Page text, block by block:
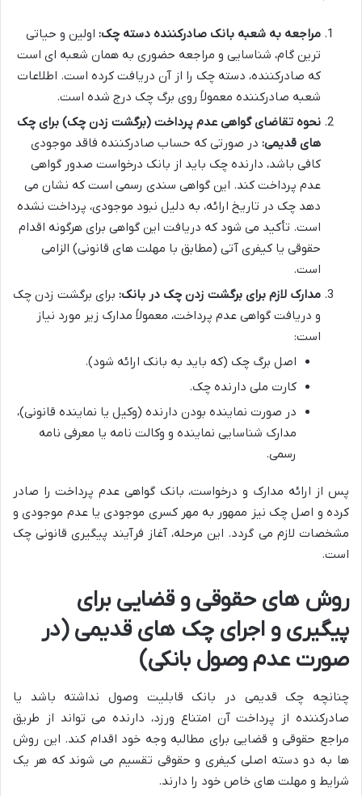
مراجعه به شعبه بانک صادرکننده دسته چک: اولین و حیاتی
ترین گام، شناسایی و مراجعه حضوری به همان شعبه ای است
که صادرکننده، دسته چک را از آن دریافت کرده است. اطلاعات
شعبه صادرکننده معمولاً روی برگ چک درج شده است.
نحوه تقاضای گواهی عدم پرداخت (برگشت زدن چک) برای چک
های قدیمی: در صورتی که حساب صادرکننده فاقد موجودی
کافی باشد، دارنده چک باید از بانک درخواست صدور گواهی
عدم پرداخت کند. این گواهی سندی رسمی است که نشان می
دهد چک در تاریخ ارائه، به دلیل نبود موجودی، پرداخت نشده
است. تأکید می شود که دریافت این گواهی برای هرگونه اقدام
حقوقی یا کیفری آتی (مطابق با مهلت های قانونی) الزامی
است.
مدارک لازم برای برگشت زدن چک در بانک: برای برگشت زدن چک
و دریافت گواهی عدم پرداخت، معمولاً مدارک زیر مورد نیاز
است:
اصل برگ چک (که باید به بانک ارائه شود).
کارت ملی دارنده چک.
در صورت نماینده بودن دارنده (وکیل یا نماینده قانونی)،
مدارک شناسایی نماینده و وکالت نامه یا معرفی نامه
رسمی.
پس از ارائه مدارک و درخواست، بانک گواهی عدم پرداخت را صادر
کرده و اصل چک نیز ممهور به مهر کسری موجودی یا عدم موجودی و
مشخصات لازم می گردد. این مرحله، آغاز فرآیند پیگیری قانونی چک
است.
روش های حقوقی و قضایی برای
پیگیری و اجرای چک های قدیمی (در
صورت عدم وصول بانکی)
چنانچه چک قدیمی در بانک قابلیت وصول نداشته باشد یا
صادرکننده از پرداخت آن امتناع ورزد، دارنده می تواند از طریق
مراجع حقوقی و قضایی برای مطالبه وجه خود اقدام کند. این روش
ها به دو دسته اصلی کیفری و حقوقی تقسیم می شوند که هر یک
شرایط و مهلت های خاص خود را دارند.